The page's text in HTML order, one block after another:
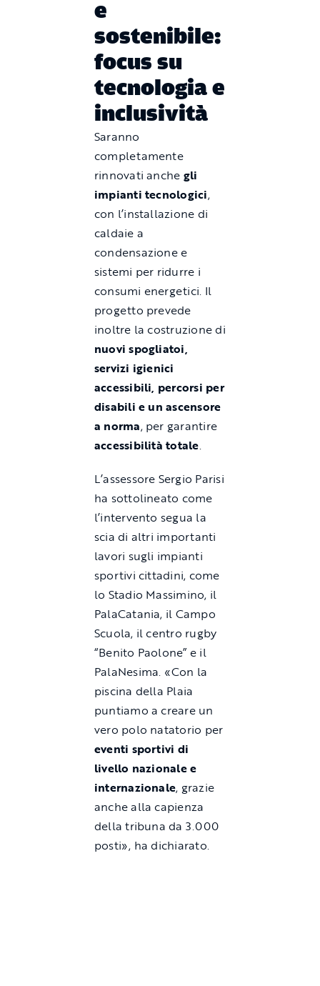
e
sostenibile:
focus su
tecnologia e
inclusività
Saranno
completamente
rinnovati anche gli
impianti tecnologici,
con l’installazione di
caldaie a
condensazione e
sistemi per ridurre i
consumi energetici. Il
progetto prevede
inoltre la costruzione di
nuovi spogliatoi,
servizi igienici
accessibili, percorsi per
disabili e un ascensore
a norma, per garantire
accessibilità totale.
L’assessore Sergio Parisi
ha sottolineato come
l’intervento segua la
scia di altri importanti
lavori sugli impianti
sportivi cittadini, come
lo Stadio Massimino, il
PalaCatania, il Campo
Scuola, il centro rugby
“Benito Paolone” e il
PalaNesima. «Con la
piscina della Plaia
puntiamo a creare un
vero polo natatorio per
eventi sportivi di
livello nazionale e
internazionale, grazie
anche alla capienza
della tribuna da 3.000
posti», ha dichiarato.